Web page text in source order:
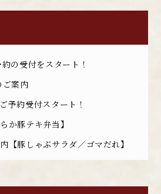
の受付をスタート！
ご案内
予約受付スタート！
か豚テキ弁当】
【豚しゃぶサラダ／ゴマだれ】